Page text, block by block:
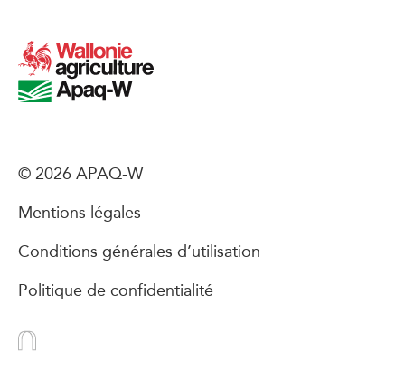
© 2026 APAQ-W
Mentions légales
Conditions générales d’utilisation
Politique de confidentialité